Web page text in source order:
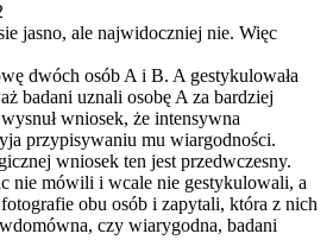
jasno, ale najwidoczniej nie. Więc
dwóch osób A i B. A gestykulowała
badani uznali osobę A za bardziej
wniosek, że intensywna
przypisywaniu mu wiargodności.
wniosek ten jest przedwczesny.
nie mówili i wcale nie gestykulowali, a
obu osób i zapytali, która z nich
czy wiarygodna, badani